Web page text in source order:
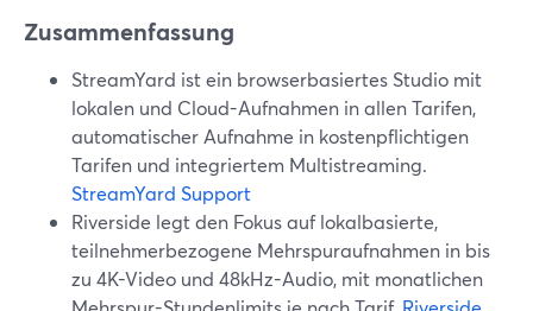
Zusammenfassung
StreamYard ist ein browserbasiertes Studio mit
lokalen und Cloud-Aufnahmen in allen Tarifen,
automatischer Aufnahme in kostenpflichtigen
Tarifen und integriertem Multistreaming.
StreamYard Support
Riverside legt den Fokus auf lokalbasierte,
teilnehmerbezogene Mehrspuraufnahmen in bis
zu 4K-Video und 48kHz-Audio, mit monatlichen